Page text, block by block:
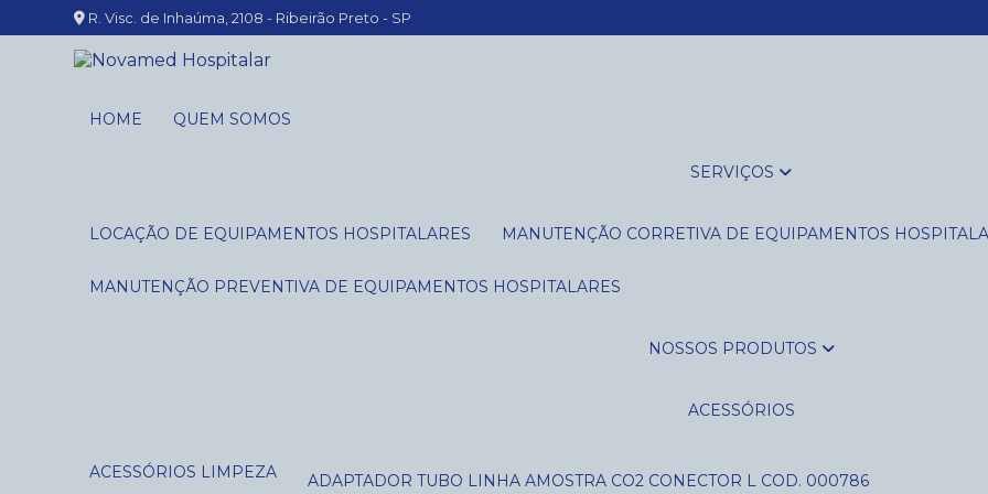
R. Visc. de Inhaúma, 2108 - Ribeirão Preto - SP
HOME QUEM SOMOS
SERVIÇOS
LOCAÇÃO DE EQUIPAMENTOS HOSPITALARES MANUTENÇÃO CORRETIVA DE EQUIPAMENTOS
MANUTENÇÃO PREVENTIVA DE EQUIPAMENTOS HOSPITALARES
NOSSOS PRODUTOS
ACESSÓRIOS
ACESSÓRIOS LIMPEZA ADAPTADOR TUBO LINHA AMOSTRA CO2 CONECTOR L COD. 000786